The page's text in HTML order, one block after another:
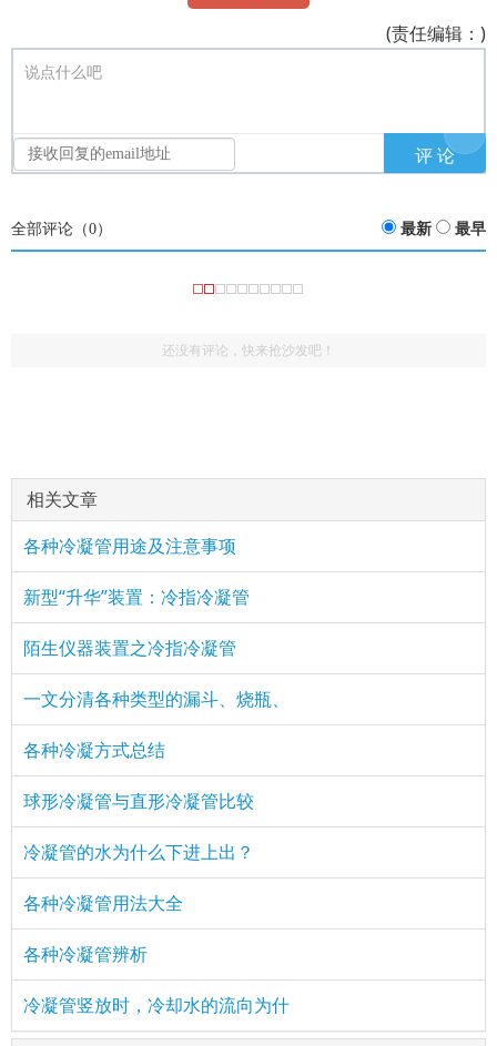
(责任编辑：)
说点什么吧
全部评论（0） 最新 最早
还没有评论，快来抢沙发吧！
相关文章
各种冷凝管用途及注意事项
新型“升华”装置：冷指冷凝管
陌生仪器装置之冷指冷凝管
一文分清各种类型的漏斗、烧瓶、
各种冷凝方式总结
球形冷凝管与直形冷凝管比较
冷凝管的水为什么下进上出？
各种冷凝管用法大全
各种冷凝管辨析
冷凝管竖放时，冷却水的流向为什